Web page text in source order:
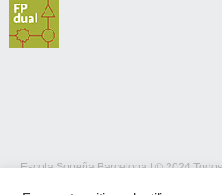
Escola Sopeña Barcelona | © 2024